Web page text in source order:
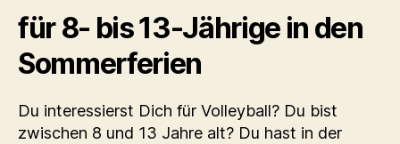
für 8- bis 13-Jährige in den
Sommerferien
Du interessierst Dich für Volleyball? Du bist
zwischen 8 und 13 Jahre alt? Du hast in der